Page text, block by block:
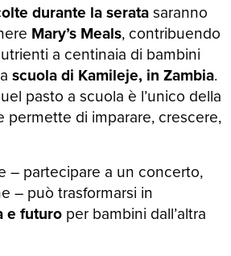
durante la seratasaranno
Mary’s Meals, contribuendo
a centinaia di bambini
scuola di Kamileje, in Zambia.
pasto a scuola è l’unico della
permette di imparare, crescere,
– partecipare a un concerto,
– può trasformarsi in
e futuro per bambini dall’altra